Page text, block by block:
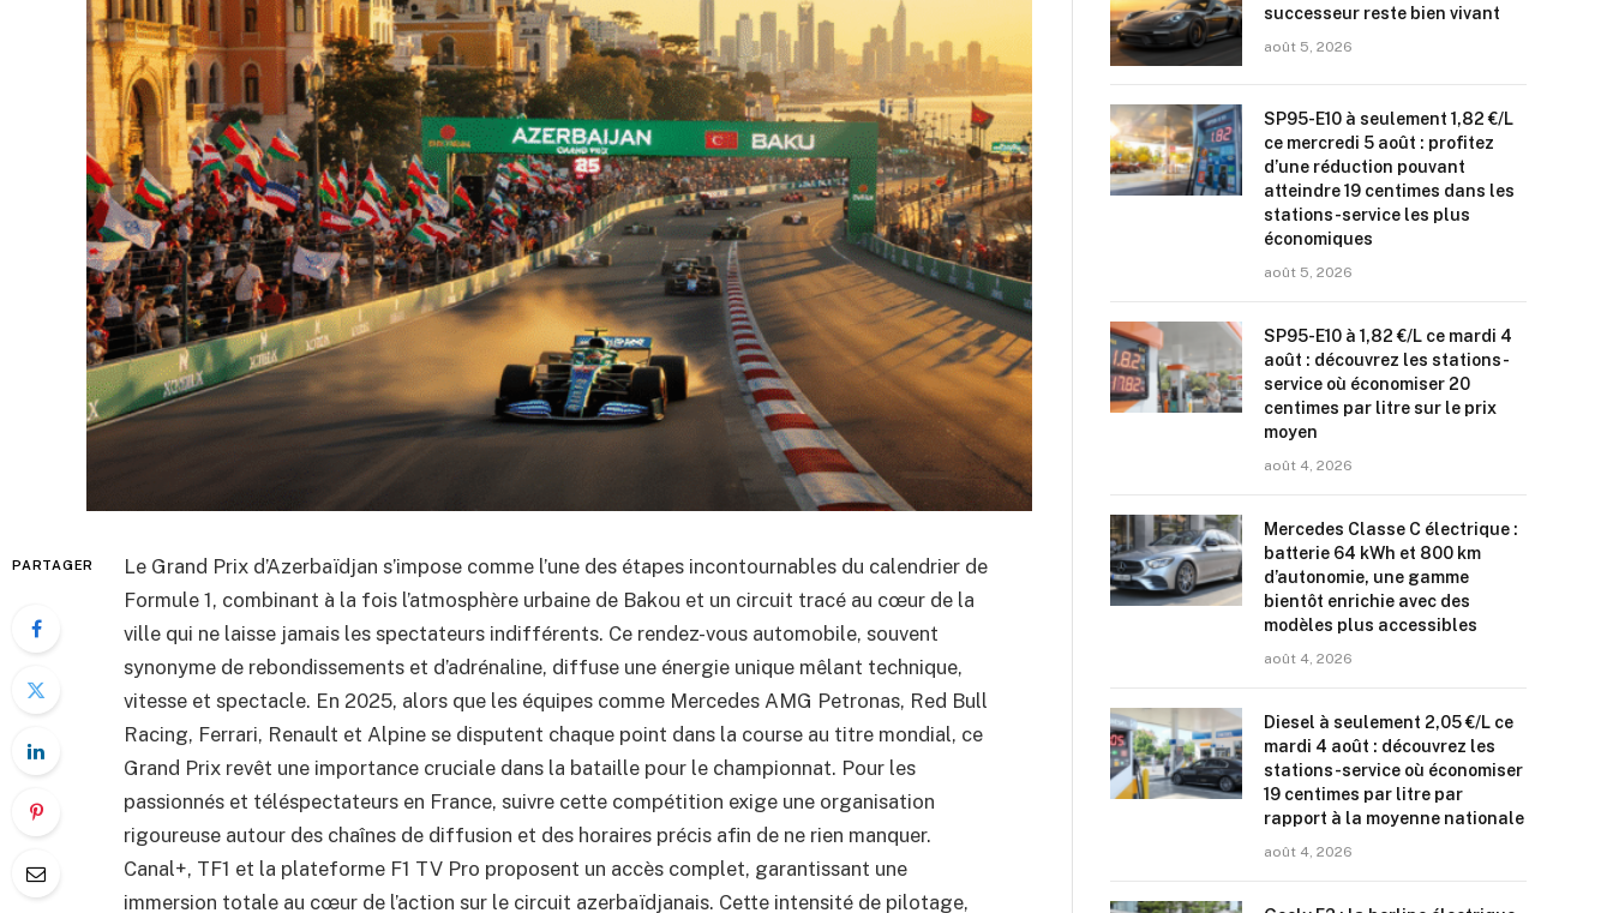
PARTAGER
Le Grand Prix d’Azerbaïdjan s’impose comme l’une des étapes incontournables du calendrier de
Formule 1, combinant à la fois l’atmosphère urbaine de Bakou et un circuit tracé au cœur de la
ville qui ne laisse jamais les spectateurs indifférents. Ce rendez-vous automobile, souvent
synonyme de rebondissements et d’adrénaline, diffuse une énergie unique mêlant technique,
vitesse et spectacle. En 2025, alors que les équipes comme Mercedes AMG Petronas, Red Bull
Racing, Ferrari, Renault et Alpine se disputent chaque point dans la course au titre mondial, ce
Grand Prix revêt une importance cruciale dans la bataille pour le championnat. Pour les
passionnés et téléspectateurs en France, suivre cette compétition exige une organisation
rigoureuse autour des chaînes de diffusion et des horaires précis afin de ne rien manquer.
Canal+, TF1 et la plateforme F1 TV Pro proposent un accès complet, garantissant une
immersion totale au cœur de l’action sur le circuit azerbaïdjanais. Cette intensité de pilotage,
successeur reste bien vivant
août 5, 2026
SP95-E10 à seulement 1,82 €/L
ce mercredi 5 août : profitez
d’une réduction pouvant
atteindre 19 centimes dans les
stations-service les plus
économiques
août 5, 2026
SP95-E10 à 1,82 €/L ce mardi 4
août : découvrez les stations-
service où économiser 20
centimes par litre sur le prix
moyen
août 4, 2026
Mercedes Classe C électrique :
batterie 64 kWh et 800 km
d’autonomie, une gamme
bientôt enrichie avec des
modèles plus accessibles
août 4, 2026
Diesel à seulement 2,05 €/L ce
mardi 4 août : découvrez les
stations-service où économiser
19 centimes par litre par
rapport à la moyenne nationale
août 4, 2026